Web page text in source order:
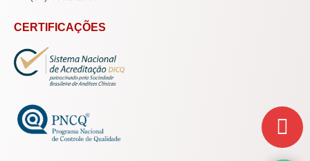
CERTIFICAÇÕES